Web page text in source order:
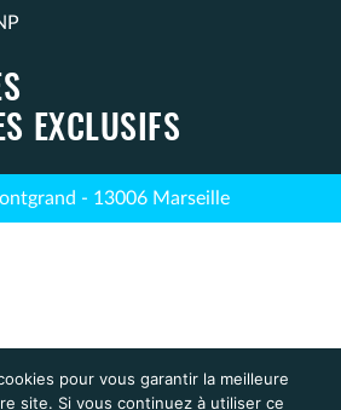
EXCLUSIFS
- 13006 Marseille
pour vous garantir la meilleure
site. Si vous continuez à utiliser ce